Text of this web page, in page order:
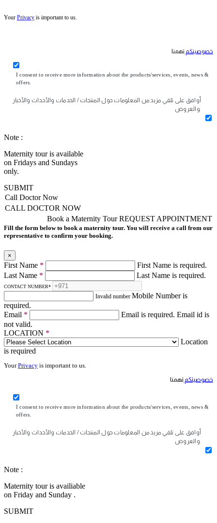
Your Privacy is important to us.
خصوصيتكم تهمنا
I consent to receive more information about the products/services, events, news &
offers.
أوافق على تلقي مزيد من المعلومات حول المنتجات / الخدمات والأحداث والأخبار
Note :
Maternity tour is available
on Fridays and Sundays
only.
SUBMIT
Call Doctor Now
CALL DOCTOR NOW
REQUEST APPOINTMENT
Book a Maternity Tour
Fill the form below to book a maternity tour. You will receive a call from our
representative to confirm your booking.
×
First Name *
First Name is required.
Last Name * Last Name is required.
CONTACT NUMBER*
Invalid number Mobile Number is
required.
Email * Email is required. Email id is
not valid.
LOCATION *
Location
is required
YourPrivacy is important to us.
خصوصيتكم تهمنا
I consent to receive more information about the products/services, events, news &
offers.
أوافق على تلقي مزيد من المعلومات حول المنتجات / الخدمات والأحداث والأخبار
والعروض.
Note :
Maternity tour is availiable
on Friday and Sunday .
SUBMIT